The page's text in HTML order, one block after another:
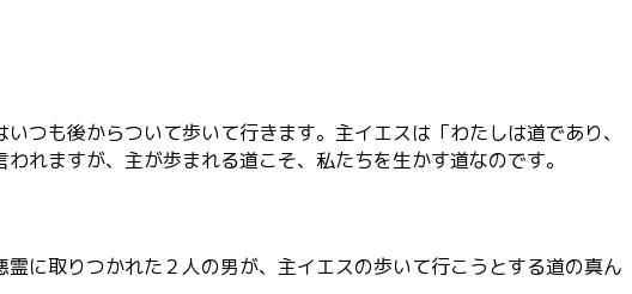
矢
印
使
つも後からついて歩いて行きます。主イエスは「わたしは道であり、
れますが、主が歩まれる道こそ、私たちを生かす道なのです。
に取りつかれた２人の男が、主イエスの歩いて行こうとする道の真ん